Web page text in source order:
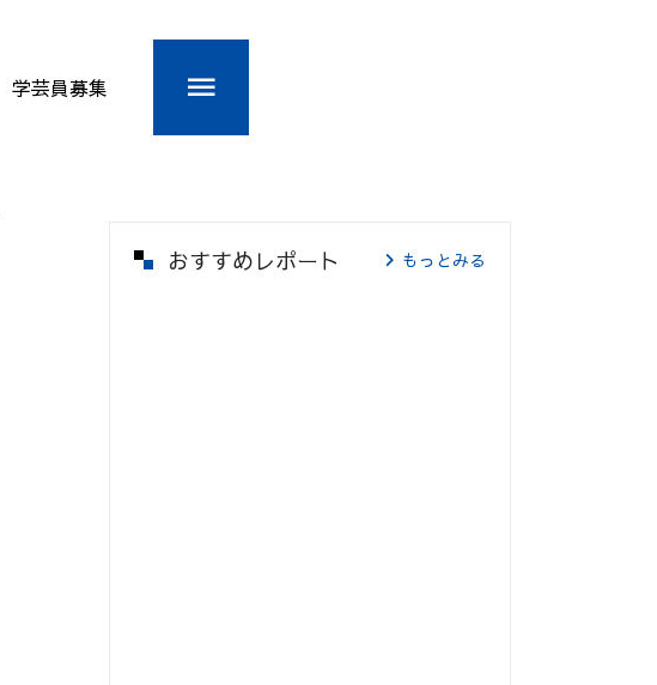
学芸員募集
おすすめレポート もっとみる